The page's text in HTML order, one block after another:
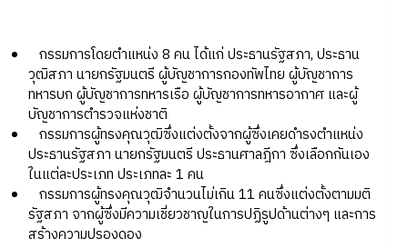
กรรมการโดยตำแหน่ง 8 คน ได้แก่ ประธานรัฐสภา, ประธาน
วุฒิสภา นายกรัฐมนตรี ผู้บัญชาการกองทัพไทย ผู้บัญชาการ
ทหารบก ผู้บัญชาการทหารเรือ ผู้บัญชาการทหารอากาศ และผู้
บัญชาการตำรวจแห่งชาติ
กรรมการผู้ทรงคุณวุฒิซึ่งแต่งตั้งจากผู้ซึ่งเคยดำรงตำแหน่ง
ประธานรัฐสภา นายกรัฐมนตรี ประธานศาลฎีกา ซึ่งเลือกกันเอง
ในแต่ละประเภท ประเภทละ 1 คน
กรรมการผู้ทรงคุณวุฒิจำนวนไม่เกิน 11 คนซึ่งแต่งตั้งตามมติ
รัฐสภา จากผู้ซึ่งมีความเชี่ยวชาญในการปฏิรูปด้านต่างๆ และการ
สร้างความปรองดอง